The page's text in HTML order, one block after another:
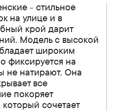
- стильное
на улице и в
крой дарит
Модель с высокой
широким
фиксируется на
не натирают. Она
все
покоряет
сочетает